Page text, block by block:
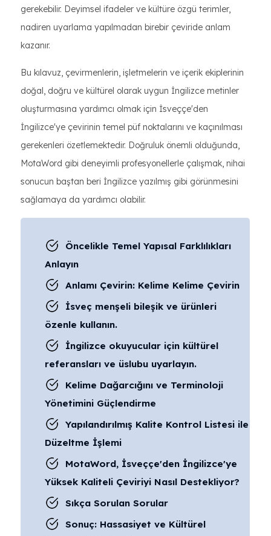
gerekebilir. Deyimsel ifadeler ve kültüre özgü terimler,
nadiren uyarlama yapılmadan birebir çeviride anlam
kazanır.
Bu kılavuz, çevirmenlerin, işletmelerin ve içerik ekiplerinin
doğal, doğru ve kültürel olarak uygun İngilizce metinler
oluşturmasına yardımcı olmak için İsveççe'den
İngilizce'ye çevirinin temel püf noktalarını ve kaçınılması
gerekenleri özetlemektedir. Doğruluk önemli olduğunda,
MotaWord gibi deneyimli profesyonellerle çalışmak, nihai
sonucun baştan beri İngilizce yazılmış gibi görünmesini
sağlamaya da yardımcı olabilir.
Öncelikle Temel Yapısal Farklılıkları
Anlayın
Anlamı Çevirin: Kelime Kelime Çevirin
İsveç menşeli bileşik ve ürünleri
özenle kullanın.
İngilizce okuyucular için kültürel
referansları ve üslubu uyarlayın.
Kelime Dağarcığını ve Terminoloji
Yönetimini Güçlendirme
Yapılandırılmış Kalite Kontrol Listesi ile
Düzeltme İşlemi
MotaWord, İsveççe'den İngilizce'ye
Yüksek Kaliteli Çeviriyi Nasıl Destekliyor?
Sıkça Sorulan Sorular
Sonuç: Hassasiyet ve Kültürel